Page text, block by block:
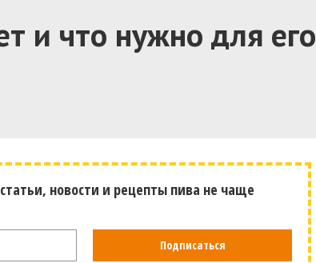
и что нужно для его
новости и рецепты пива не чаще
Подписаться